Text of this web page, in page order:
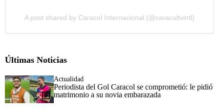
A post shared by Caracol Internacional (@caracoltvintl)
Últimas Noticias
Actualidad
Periodista del Gol Caracol se comprometió: le pidió
matrimonio a su novia embarazada